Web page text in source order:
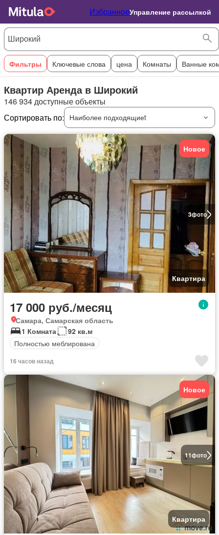
ИзбранноеУправление рассылкой
Фильтры Ключевые слова цена Комнаты Ванные
Квартир Аренда в Широкий
146 934 доступные объекты
Сортировать по:
Наиболее подходящиеt
3фото
Новое
Квартира
17 000 руб./месяц
Самара, Самарская область
1 Комната
92 кв.м
Полностью меблирована
16 часов назад
11фото
Новое
Квартира